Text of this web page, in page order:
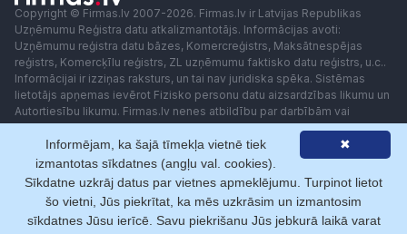
Copyright © Firmas.lv 2007-2026. Firmas.lv ir Latvijas Republikas
Uzņēmumu Reģistra datu atkalizmantotājs. Informācijas avoti:
Uzņēmumu reģistra datu bāzes, Komercreģistrs, Maksātnespējas
reģistrs, Komercķīlu reģistrs, ZL uzņēmumu faktisko datu reģistrs, u.c..
Informācijai ir izziņas raksturs, un tai nav juridiska spēka. Sistēmas
lietotājs apņemas ievērot Fizisko personu datu aizsardzības likumu un
Autortiesību likumu. Firmas.lv nenes atbildību par darbībām vai
lēmumiem, kas balstīti uz saņemto pakalpojumu. Lietotājam aizliegts
izmantot jebkādas automatizētas sistēmas vai iekārtas (robotus)
piekļuvei sistēmai bez rakstiskas saskaņošanas ar Firmas.lv. Galvenā
redaktore: Ingūna Pempere.
Lietošanas noteikumi
Privātuma politika Norēķini ar
✖
Informējam, ka šajā tīmekļa vietnē tiek
izmantotas sīkdatnes (angļu val. cookies).
Sīkdatne uzkrāj datus par vietnes apmeklējumu. Turpinot lietot
šo vietni, Jūs piekrītat, ka mēs uzkrāsim un izmantosim
sīkdatnes Jūsu ierīcē. Savu piekrišanu Jūs jebkurā laikā varat